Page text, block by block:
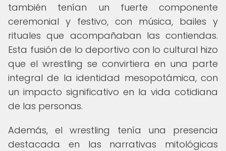
también tenían un fuerte componente
ceremonial y festivo, con música, bailes y
rituales que acompañaban las contiendas.
Esta fusión de lo deportivo con lo cultural hizo
que el wrestling se convirtiera en una parte
integral de la identidad mesopotámica, con
un impacto significativo en la vida cotidiana
de las personas.
Además, el wrestling tenía una presencia
destacada en las narrativas mitológicas